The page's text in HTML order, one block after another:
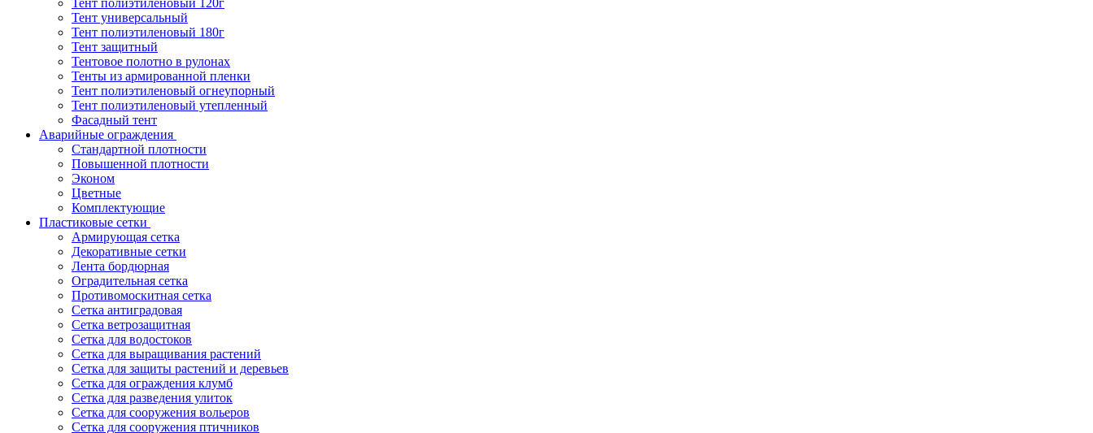
Тент полиэтиленовый 120г
Тент универсальный
Тент полиэтиленовый 180г
Тент защитный
Тентовое полотно в рулонах
Тенты из армированной пленки
Тент полиэтиленовый огнеупорный
Тент полиэтиленовый утепленный
Фасадный тент
Аварийные ограждения
Стандартной плотности
Повышенной плотности
Эконом
Цветные
Комплектующие
Пластиковые сетки
Армирующая сетка
Декоративные сетки
Лента бордюрная
Оградительная сетка
Противомоскитная сетка
Сетка антиградовая
Сетка ветрозащитная
Сетка для водостоков
Сетка для выращивания растений
Сетка для защиты растений и деревьев
Сетка для ограждения клумб
Сетка для разведения улиток
Сетка для сооружения вольеров
Сетка для сооружения птичников